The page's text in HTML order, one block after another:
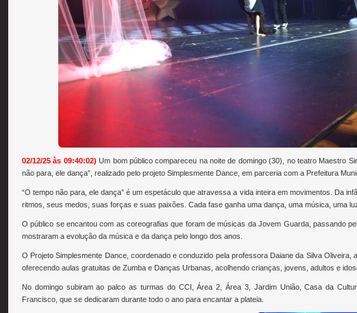
02/12/25 às 09:40:02) Um bom público compareceu na noite de domingo (30), no teatro Maestro
não para, ele dança”, realizado pelo projeto Simplesmente Dance, em parceria com a Prefeitura
“O tempo não para, ele dança” é um espetáculo que atravessa a vida inteira em movimentos. Da
ritmos, seus medos, suas forças e suas paixões. Cada fase ganha uma dança, uma música, uma
O público se encantou com as coreografias que foram de músicas da Jovem Guarda, passando
mostraram a evolução da música e da dança pelo longo dos anos.
O Projeto Simplesmente Dance, coordenado e conduzido pela professora Daiane da Silva Oliveira,
oferecendo aulas gratuitas de Zumba e Danças Urbanas, acolhendo crianças, jovens, adultos e
No domingo subiram ao palco as turmas do CCI, Área 2, Área 3, Jardim União, Casa da
Francisco, que se dedicaram durante todo o ano para encantar a plateia.